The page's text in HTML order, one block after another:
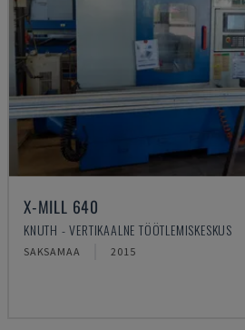
X-MILL 640
KNUTH - VERTIKAALNE TÖÖTLEMISKESKUS
SAKSAMAA 2015